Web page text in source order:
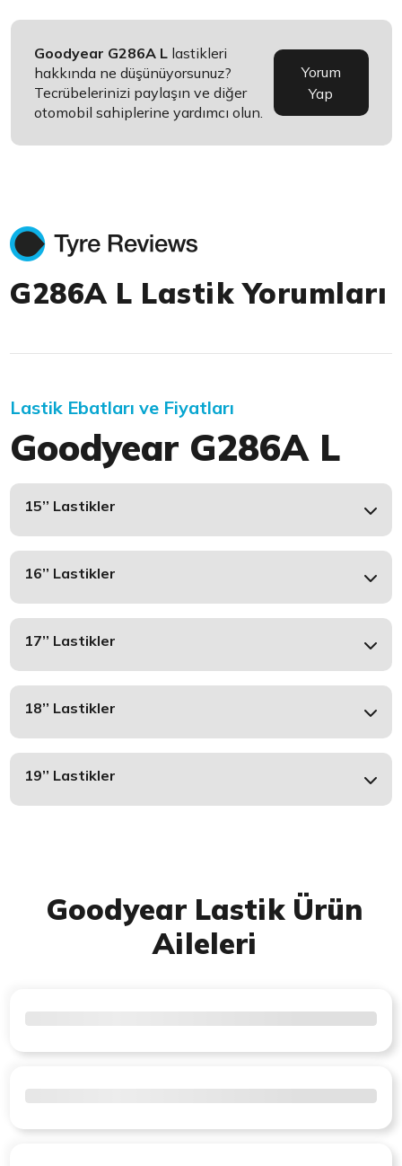
Goodyear G286A L lastikleri
hakkında ne düşünüyorsunuz?
Tecrübelerinizi paylaşın ve diğer
otomobil sahiplerine yardımcı olun.
Yorum
Yap
G286A L Lastik Yorumları
Lastik Ebatları ve Fiyatları
Goodyear G286A L
15’’ Lastikler
16’’ Lastikler
17’’ Lastikler
18’’ Lastikler
19’’ Lastikler
Goodyear Lastik Ürün
Aileleri